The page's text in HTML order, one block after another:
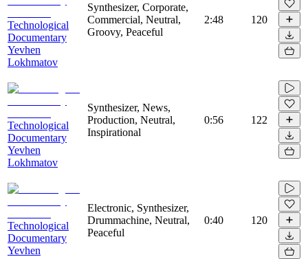
Technological
Documentary
Yevhen
Lokhmatov
Synthesizer, Corporate,
Commercial, Neutral,
Groovy, Peaceful
2:48 120
Technological
Documentary
Yevhen
Lokhmatov
Synthesizer, News,
Production, Neutral,
Inspirational
0:56 122
Technological
Documentary
Yevhen
Electronic, Synthesizer,
Drummachine, Neutral,
Peaceful
0:40 120